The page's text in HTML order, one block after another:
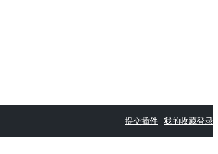
提交插件 我的收藏登录